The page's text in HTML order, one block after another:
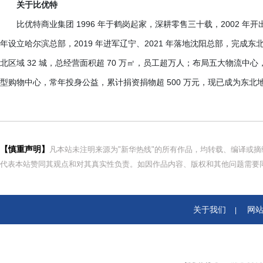
关于比优特
比优特商业集团 1996 年于鹤岗起家，深耕零售三十载，2002 年
年设立哈尔滨总部，2019 年进军辽宁、2021 年落地沈阳总部，完成
北区域 32 城，总经营面积超 70 万㎡，员工超万人；布局五大物流中
型购物中心，常年投身公益，累计捐资捐物超 500 万元，现已成为东北
【慎重声明】
凡本站未注明来源为"新华热线"的所有作品，均转载、编译或
代表本站赞同其观点和对其真实性负责。如因作品内容、版权和其他问题需
关于我们 网